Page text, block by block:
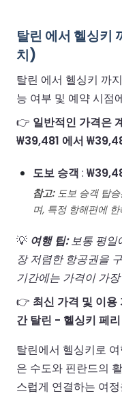
탈린 에서 헬싱키
치)
탈린 에서 헬싱키 까
능 여부 및 예약 시점
👉 일반적인 가격은
₩39,481 에서
도보 승객 :
참고:도보 승객 탑승
며, 특정 항해편에
💡 여행 팁:보통 평일
장 저렴한 항공권을
기간에는 가격이 가
👉 최신 가격 및 이
간 탈린 - 헬싱키 페
탈린에서 헬싱키로
은 수도와 핀란드의
스럽게 연결하는 여